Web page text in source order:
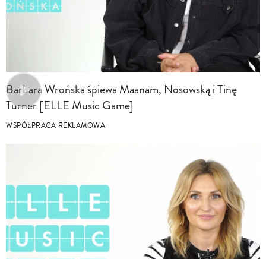
Barbara Wrońska śpiewa Maanam, Nosowską i Tinę
Turner [ELLE Music Game]
WSPÓŁPRACA REKLAMOWA